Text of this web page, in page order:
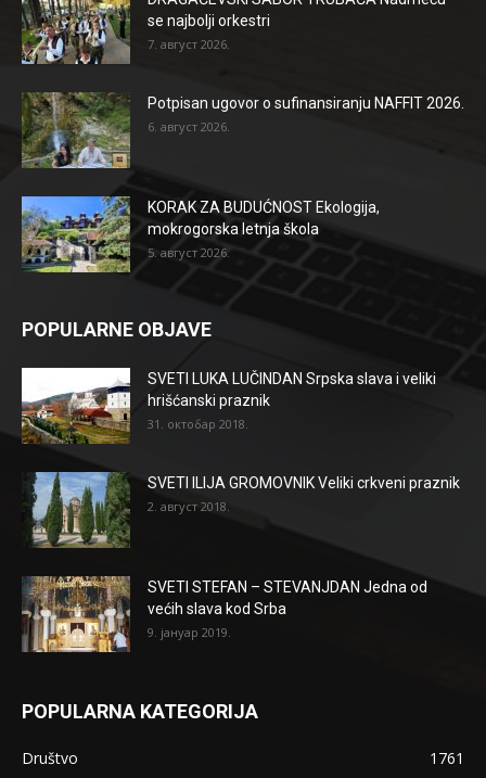
se najbolji orkestri
7. август 2026.
Potpisan ugovor o sufinansiranju NAFFIT 2026.
6. август 2026.
KORAK ZA BUDUĆNOST Ekologija,
mokrogorska letnja škola
5. август 2026.
POPULARNE OBJAVE
SVETI LUKA LUČINDAN Srpska slava i veliki
hrišćanski praznik
31. октобар 2018.
SVETI ILIJA GROMOVNIK Veliki crkveni praznik
2. август 2018.
SVETI STEFAN – STEVANJDAN Jedna od
većih slava kod Srba
9. јануар 2019.
POPULARNA KATEGORIJA
Društvo
1761